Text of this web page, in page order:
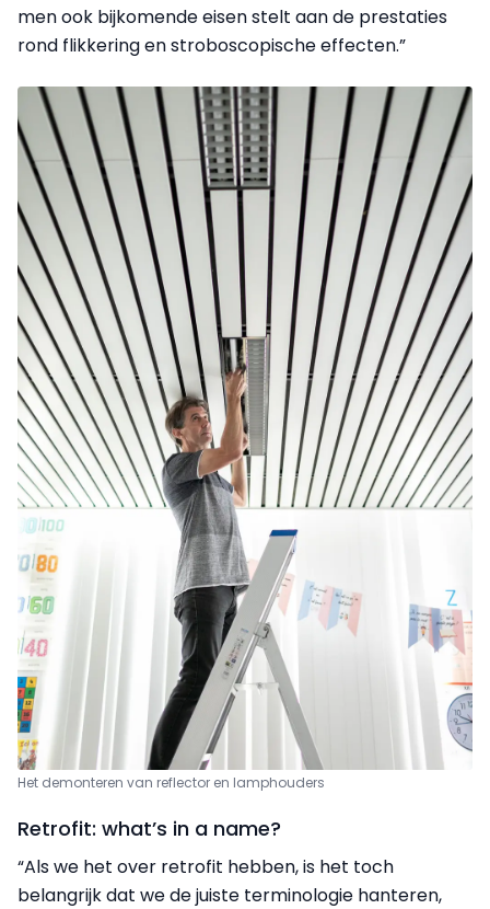
men ook bijkomende eisen stelt aan de prestaties
rond flikkering en stroboscopische effecten.”
Het demonteren van reflector en lamphouders
Retrofit: what’s in a name?
“Als we het over retrofit hebben, is het toch
belangrijk dat we de juiste terminologie hanteren,